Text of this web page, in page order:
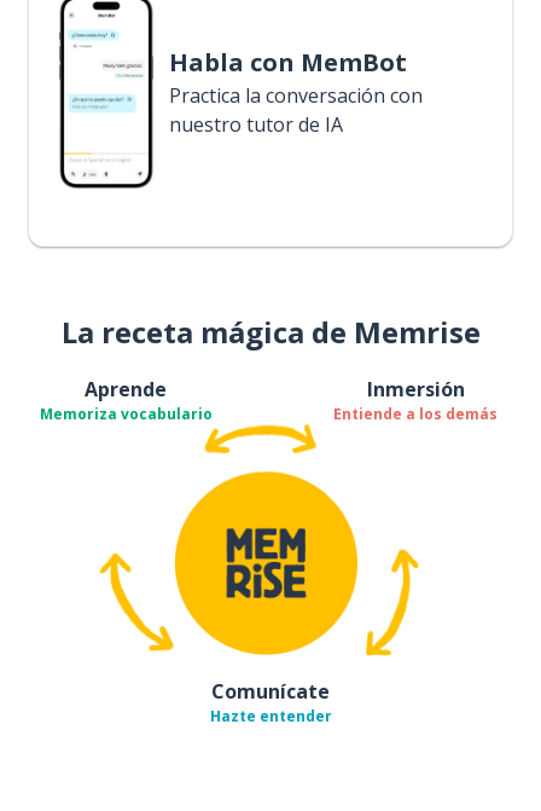
Habla con MemBot
Practica la conversación con
nuestro tutor de IA
La receta mágica de Memrise
Aprende
Memoriza vocabulario
Inmersión
Entiende a los demás
Comunícate
Hazte entender